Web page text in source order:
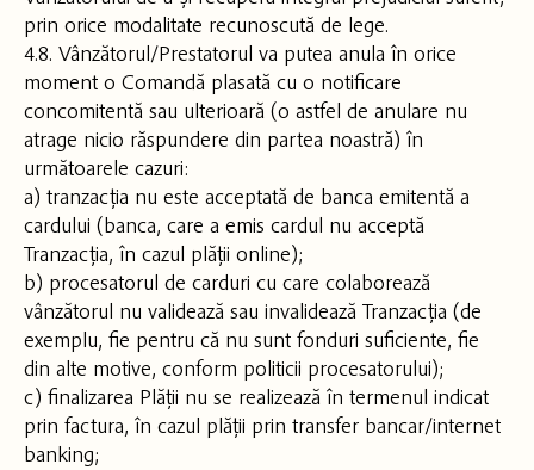
prin orice modalitate recunoscută de lege.
4.8. Vânzătorul/Prestatorul va putea anula în orice
moment o Comandă plasată cu o notificare
concomitentă sau ulterioară (o astfel de anulare nu
atrage nicio răspundere din partea noastră) în
următoarele cazuri:
a) tranzacția nu este acceptată de banca emitentă a
cardului (banca, care a emis cardul nu acceptă
Tranzacția, în cazul plății online);
b) procesatorul de carduri cu care colaborează
vânzătorul nu validează sau invalidează Tranzacția (de
exemplu, fie pentru că nu sunt fonduri suficiente, fie
din alte motive, conform politicii procesatorului);
c) finalizarea Plății nu se realizează în termenul indicat
prin factura, în cazul plății prin transfer bancar/internet
banking;